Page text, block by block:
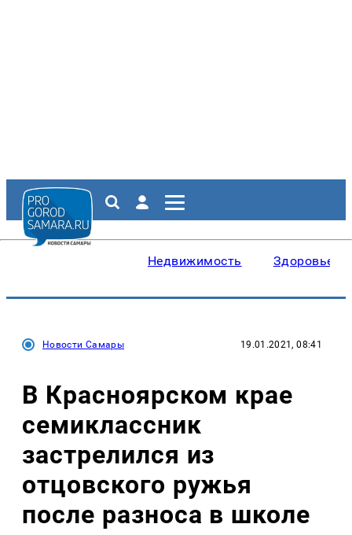
Недвижимость Здоровье
Новости Самары 19.01.2021, 08:41
В Красноярском крае
семиклассник
застрелился из
отцовского ружья
после разноса в школе